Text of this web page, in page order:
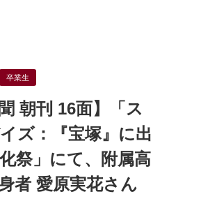
卒業生
朝刊 16面】「ス
ズ：『宝塚』に出
祭」にて、附属高
者 愛原実花さん